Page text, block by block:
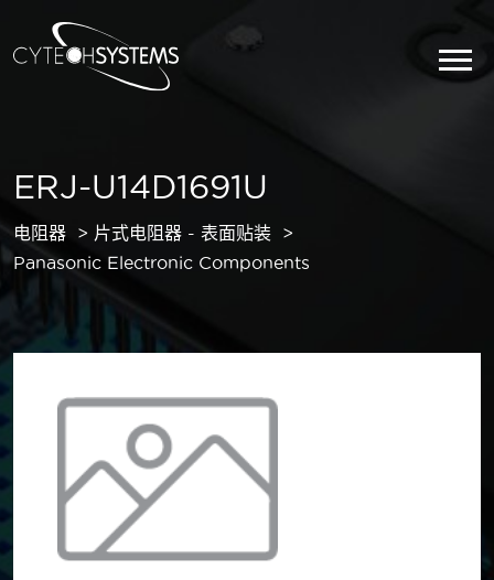
ERJ-U14D1691U
电阻器
片式电阻器 - 表面贴装
Panasonic Electronic Components